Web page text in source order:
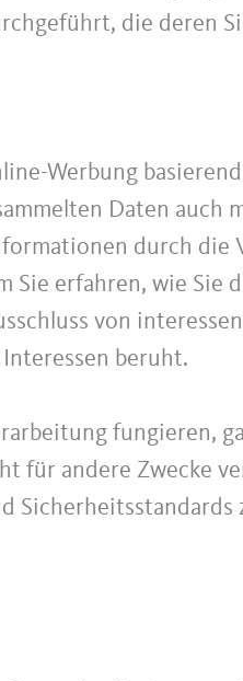
die deren
Werbung
Daten auch
durch die
Sie erfahren, wie Sie
von
beruht.
fungieren,
für andere Zwecke